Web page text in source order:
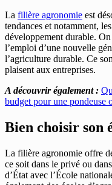
La filière agronomie est
tendances et notamment,
développement durable.
l’emploi d’une nouvelle
l’agriculture durable. Ce
plaisent aux entreprises.
A découvrir également :
budget pour une pondeuse
Bien choisir son
La filière agronomie offre
ce soit dans le privé ou
d’État avec l’École